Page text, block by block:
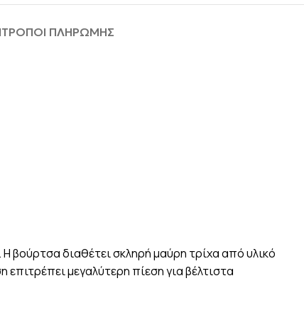
ΤΡΟΠΟΙ ΠΛΗΡΩΜΗΣ
βούρτσα διαθέτει σκληρή μαύρη τρίχα από υλικό
μεγαλύτερη πίεση για βέλτιστα